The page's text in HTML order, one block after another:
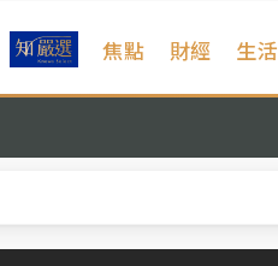
焦點 財經 生活
重開羈押庭